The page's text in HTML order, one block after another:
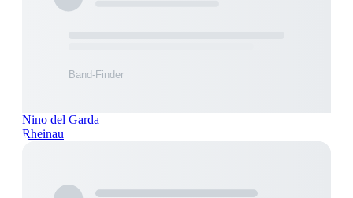
Nino del Garda
Rheinau